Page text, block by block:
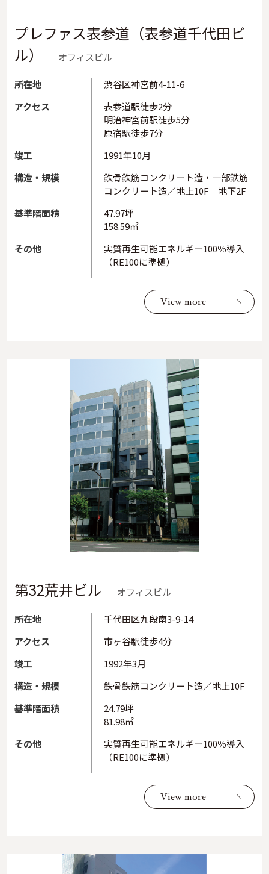
プレファス表参道（表参道千代田ビ
ル）
オフィスビル
所在地
渋谷区神宮前4-11-6
アクセス
表参道駅徒歩2分
明治神宮前駅徒歩5分
原宿駅徒歩7分
竣工
1991年10月
構造・規模
鉄骨鉄筋コンクリート造・一部鉄筋
コンクリート造／地上10F 地下2F
基準階面積
47.97坪
158.59㎡
その他
実質再生可能エネルギー100％導入
（RE100に準拠）
View more
第32荒井ビル オフィスビル
所在地
千代田区九段南3-9-14
アクセス
市ヶ谷駅徒歩4分
竣工
1992年3月
構造・規模
鉄骨鉄筋コンクリート造／地上10F
基準階面積
24.79坪
81.98㎡
その他
実質再生可能エネルギー100％導入
（RE100に準拠）
View more